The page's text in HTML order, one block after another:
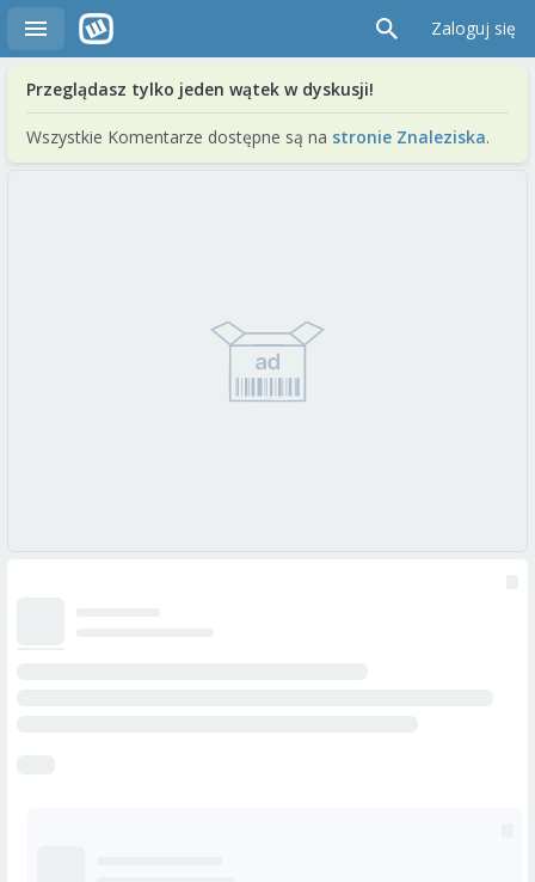
Zaloguj się
Przeglądasz tylko jeden wątek w dyskusji!
Wszystkie Komentarze dostępne są na stronie Znaleziska.